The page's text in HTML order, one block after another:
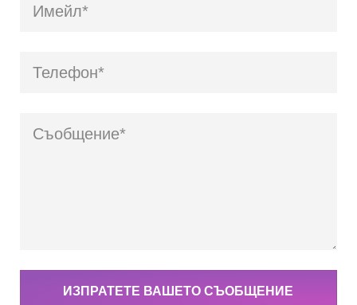
ИЗПРАТЕТЕ ВАШЕТО СЪОБЩЕНИЕ